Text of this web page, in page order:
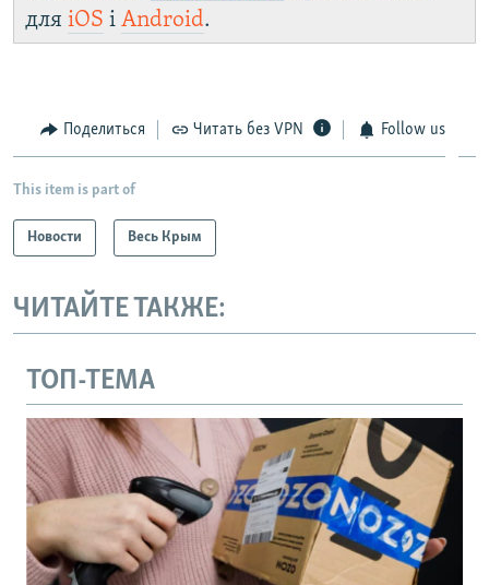
для iOS і Android.
Поделиться Читать без VPN Follow us
This item is part of
Новости Весь Крым
ЧИТАЙТЕ ТАКЖЕ:
ТОП-ТЕМА